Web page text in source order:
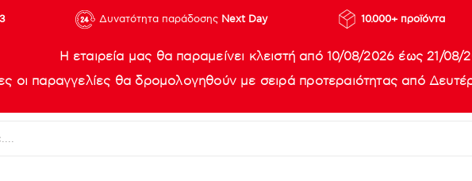
Δυνατότητα παράδοσης Next Day 10.000+ προϊόντα
Η εταιρεία μας θα παραμείνει κλειστή από 10/08/2026 έως 21/08/
οι παραγγελίες θα δρομολογηθούν με σειρά προτεραιότητας από